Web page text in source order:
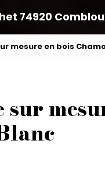
74920
mesure en bois